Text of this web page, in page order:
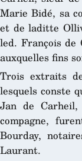
Marie Bidé, sa
et de laditte
led. François de
auxquelles fins
Trois extraits
lesquels conste
Jan de
compagne,
Bourday,
Laurant.